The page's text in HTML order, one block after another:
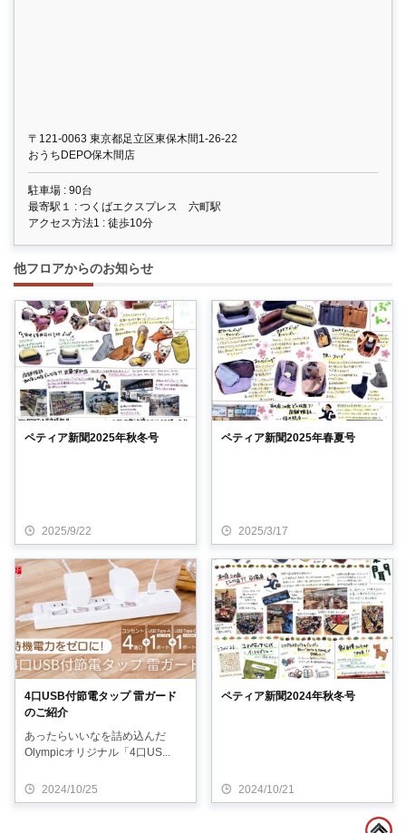
〒121-0063 東京都足立区東保木間1-26-22
おうちDEPO保木間店
駐車場 : 90台
最寄駅１ : つくばエクスプレス 六町駅
アクセス方法1 : 徒歩10分
他フロアからのお知らせ
ペティア新聞2025年秋冬号
2025/9/22
ペティア新聞2025年春夏号
2025/3/17
4口USB付節電タップ 雷ガード
のご紹介
あったらいいなを詰め込んだ
Olympicオリジナル「4口US...
2024/10/25
ペティア新聞2024年秋冬号
2024/10/21